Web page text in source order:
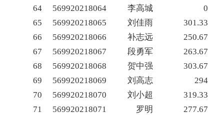
64
569920218064 李高城
0
65
569920218065 刘佳雨
301.33
66
569920218066 补志远
250.67
67
569920218067 段勇军
263.67
68
569920218068 贺中强
303.67
69
569920218069 刘高志
294
70
569920218070 刘小超
319.33
71
569920218071 罗明
277.67